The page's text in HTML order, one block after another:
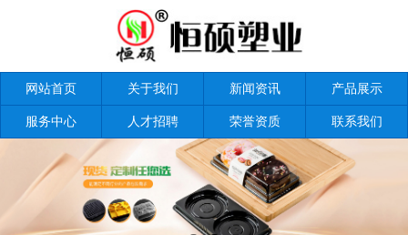
网站首页 关于我们 新闻资讯 产品展示
服务中心 人才招聘 荣誉资质 联系我们